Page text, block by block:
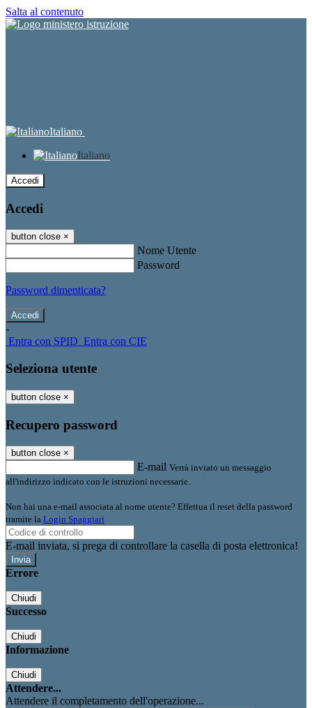
Salta al contenuto
Italiano
Italiano
Accedi
Accedi
button close ×
Nome Utente
Password
Password dimenticata?
-
Entra con SPID Entra con CIE
Seleziona utente
button close ×
Recupero password
button close ×
E-mail Verrà inviato un messaggio
all'indirizzo indicato con le istruzioni necessarie.
Non hai una e-mail associata al nome utente? Effettua il reset della password
tramite la Login Spaggiari
E-mail inviata, si prega di controllare la casella di posta elettronica!
Errore
Chiudi
Successo
Chiudi
Informazione
Chiudi
Attendere...
Attendere il completamento dell'operazione...